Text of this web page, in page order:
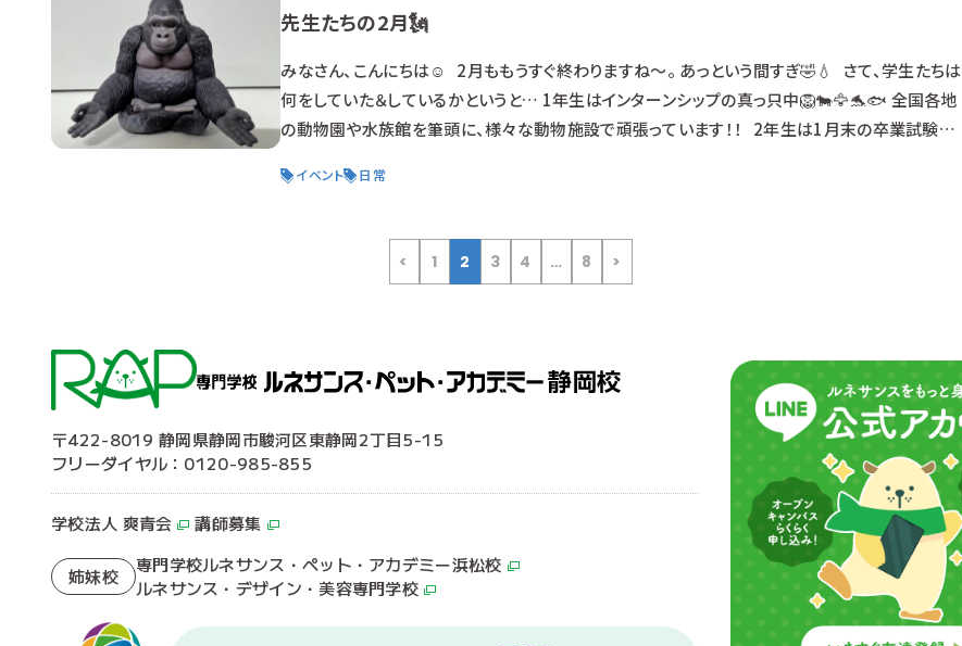
先生たちの2月🗽
みなさん、こんにちは☺ 2月ももうすぐ終わりますね～。 あっという間すぎ🤣💧 さて、学生たちは
何をしていた＆しているかというと… 1年生はインターンシップの真っ只中🦁🐄🦅🐬🐟 全国各地
の動物園や水族館を筆頭に、様々な動物施設で頑張っています！！ 2年生は1月末の卒業試験以
活を楽しんでいる人など、様々な様子。 休日飼育当番にもちゃんと来ています！！ 一方
イベント 日常
< 1 2 3 4 … 8 >
〒422-8019 静岡県静岡市駿河区東静岡2丁目5-15
フリーダイヤル：0120-985-855
学校法人 爽青会 講師募集
姉妹校
専門学校ルネサンス・ペット・アカデミー浜松校
ルネサンス・デザイン・美容専門学校